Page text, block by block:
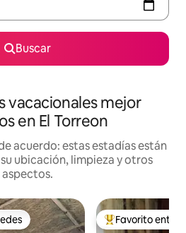
Buscar
vacacionales mejor
en El Torreon
acuerdo: estas estadías están
ubicación, limpieza y otros
aspectos.
preferido Favorito entre
Favorito entre